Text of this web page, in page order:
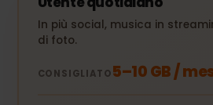
In più social, musica in
di foto.
CONSIGLIATO5–10 GB /